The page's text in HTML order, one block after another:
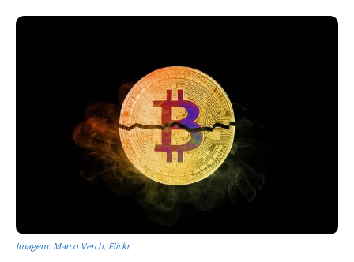
Imagem: Marco Verch, Flickr